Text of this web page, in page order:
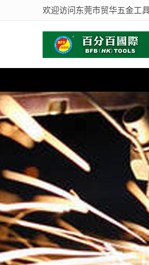
欢迎访问东莞市贸华五金工